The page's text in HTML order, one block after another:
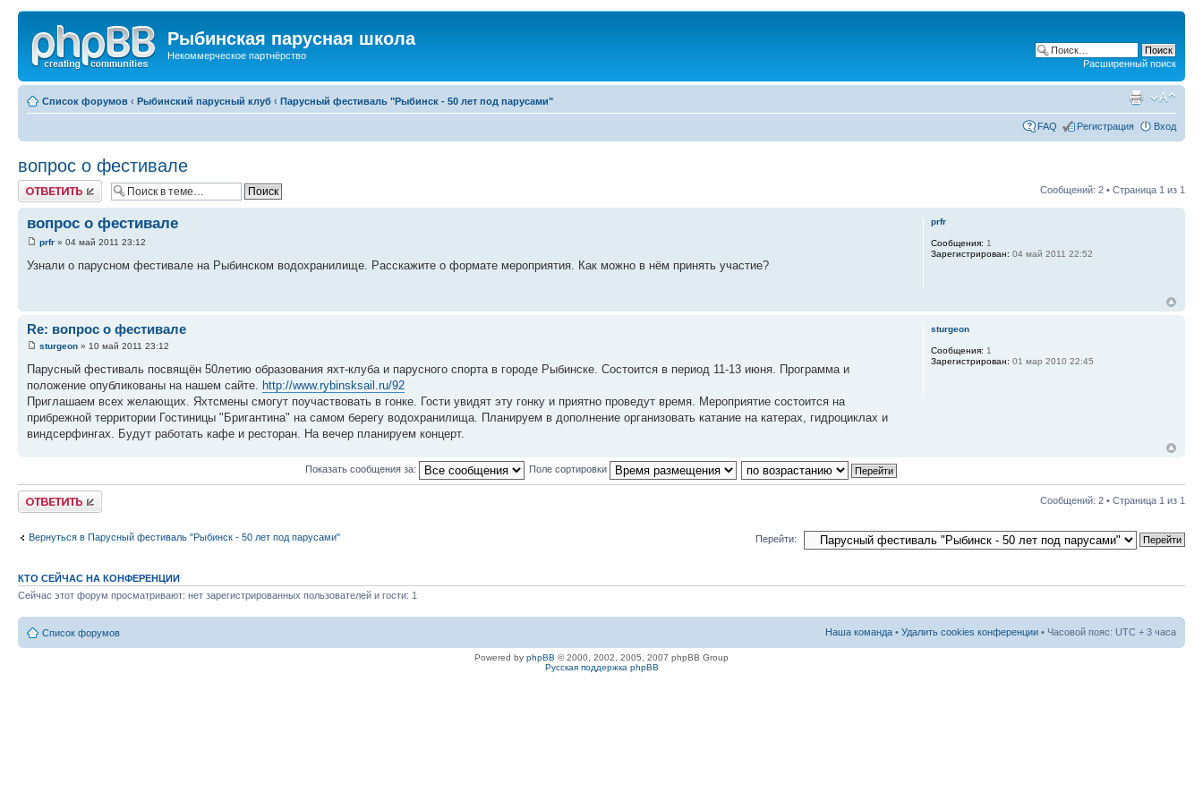
Рыбинская парусная школа
Некоммерческое партнёрство
Расширенный поиск
Список форумов ‹ Рыбинский парусный клуб ‹ Парусный фестиваль "Рыбинск - 50 лет под парусами"
FAQ Регистрация Вход
вопрос о фестивале
Ответить Сообщений: 2 • Страница 1 из 1
вопрос о фестивале
prfr » 04 май 2011 23:12
Узнали о парусном фестивале на Рыбинском водохранилище. Расскажите о формате мероприятия. Как можно в нём принять участие?
prfr
Сообщения: 1
Зарегистрирован: 04 май 2011 22:52
Re: вопрос о фестивале
sturgeon » 10 май 2011 23:12
Парусный фестиваль посвящён 50летию образования яхт-клуба и парусного спорта в городе Рыбинске. Состоится в период 11-13 июня. Программа и
положение опубликованы на нашем сайте. http://www.rybinsksail.ru/92
Приглашаем всех желающих. Яхтсмены смогут поучаствовать в гонке. Гости увидят эту гонку и приятно проведут время. Мероприятие состоится на
прибрежной территории Гостиницы "Бригантина" на самом берегу водохранилища. Планируем в дополнение организовать катание на катерах, гидроциклах и
виндсерфингах. Будут работать кафе и ресторан. На вечер планируем концерт.
sturgeon
Сообщения: 1
Зарегистрирован: 01 мар 2010 22:45
Показать сообщения за: Поле сортировки
Ответить Сообщений: 2 • Страница 1 из 1
Вернуться в Парусный фестиваль "Рыбинск - 50 лет под парусами" Перейти:
КТО СЕЙЧАС НА КОНФЕРЕНЦИИ
Сейчас этот форум просматривают: нет зарегистрированных пользователей и гости: 1
Список форумов Наша команда • Удалить cookies конференции • Часовой пояс: UTC + 3 часа
Powered by phpBB © 2000, 2002, 2005, 2007 phpBB Group
Русская поддержка phpBB